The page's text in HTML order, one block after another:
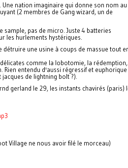
nation imaginaire qui donne son nom au
(2 membres de Gang wizard, un de
sample, pas de micro. Juste 4 batteries
les hurlements hystériques.
une usine à coups de massue tout
comme la lobotomie, la rédemption,
entendu d'aussi régressif et euphorique
de lightning bolt ?).
gerland le 29, les instants chavirés (paris)
Village ne nous avoir filé le morceau)